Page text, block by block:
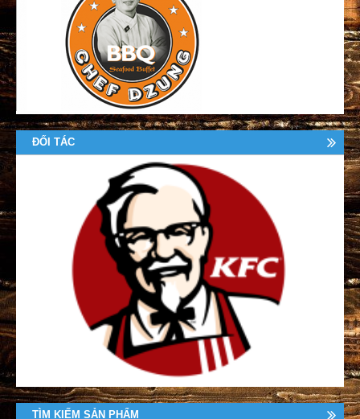
ĐỐI TÁC
TÌM KIẾM SẢN PHẨM